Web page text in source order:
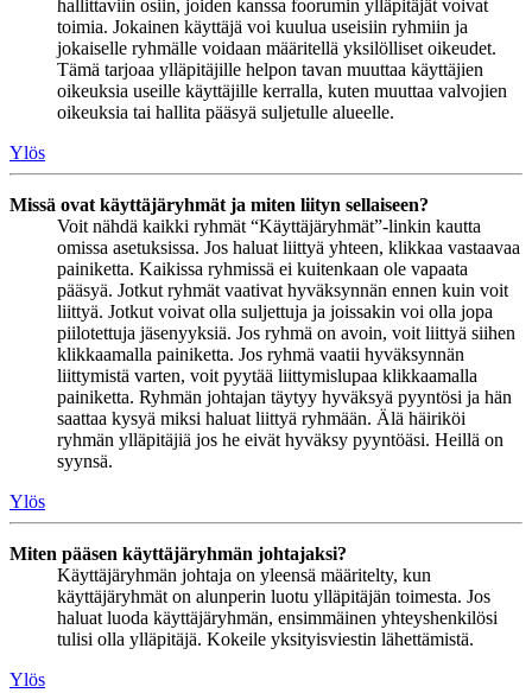
hallittaviin osiin, joiden kanssa foorumin ylläpitäjät voivat
toimia. Jokainen käyttäjä voi kuulua useisiin ryhmiin ja
jokaiselle ryhmälle voidaan määritellä yksilölliset oikeudet.
Tämä tarjoaa ylläpitäjille helpon tavan muuttaa käyttäjien
oikeuksia useille käyttäjille kerralla, kuten muuttaa valvojien
oikeuksia tai hallita pääsyä suljetulle alueelle.
Ylös
Missä ovat käyttäjäryhmät ja miten liityn sellaiseen?
Voit nähdä kaikki ryhmät “Käyttäjäryhmät”-linkin kautta
omissa asetuksissa. Jos haluat liittyä yhteen, klikkaa vastaavaa
painiketta. Kaikissa ryhmissä ei kuitenkaan ole vapaata
pääsyä. Jotkut ryhmät vaativat hyväksynnän ennen kuin voit
liittyä. Jotkut voivat olla suljettuja ja joissakin voi olla jopa
piilotettuja jäsenyyksiä. Jos ryhmä on avoin, voit liittyä siihen
klikkaamalla painiketta. Jos ryhmä vaatii hyväksynnän
liittymistä varten, voit pyytää liittymislupaa klikkaamalla
painiketta. Ryhmän johtajan täytyy hyväksyä pyyntösi ja hän
saattaa kysyä miksi haluat liittyä ryhmään. Älä häiriköi
ryhmän ylläpitäjiä jos he eivät hyväksy pyyntöäsi. Heillä on
syynsä.
Ylös
Miten pääsen käyttäjäryhmän johtajaksi?
Käyttäjäryhmän johtaja on yleensä määritelty, kun
käyttäjäryhmät on alunperin luotu ylläpitäjän toimesta. Jos
haluat luoda käyttäjäryhmän, ensimmäinen yhteyshenkilösi
tulisi olla ylläpitäjä. Kokeile yksityisviestin lähettämistä.
Ylös